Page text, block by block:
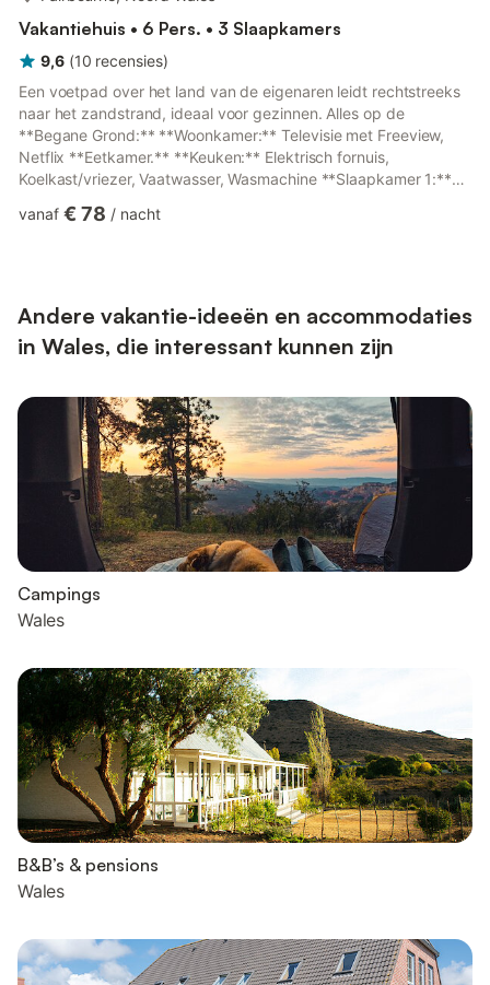
Vakantiehuis • 6 Pers. • 3 Slaapkamers
9,6 (10 recensies)
Een voetpad over het land van de eigenaren leidt rechtstreeks
naar het zandstrand, ideaal voor gezinnen. Alles op de
**Begane Grond:** **Woonkamer:** Televisie met Freeview,
Netflix **Eetkamer.** **Keuken:** Elektrisch fornuis,
Koelkast/vriezer, Vaatwasser, Wasmachine **Slaapkamer 1:**
Tweepersoonsbed (140 cm) **Slaapkamer 3:** 2 x
inbegrepen. Kinderstoel. Welkomstpakket. Kleine omh...
vanaf € 78 / nacht
Andere vakantie-ideeën en accommodaties
in Wales, die interessant kunnen zijn
Campings
Wales
B&B’s & pensions
Wales